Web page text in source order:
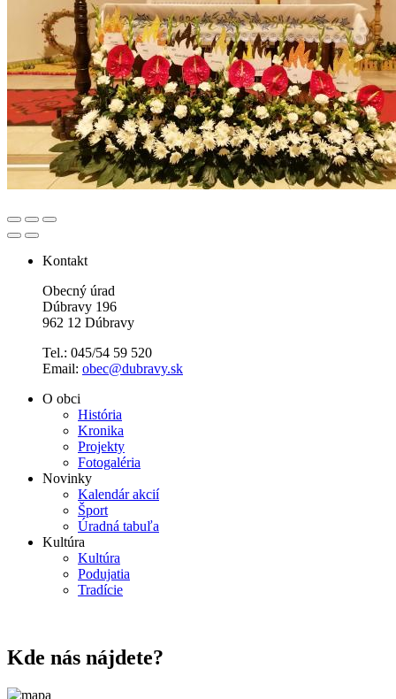
Kontakt
Obecný úrad
Dúbravy 196
962 12 Dúbravy
Tel.: 045/54 59 520
Email: obec@dubravy.sk
O obci
História
Kronika
Projekty
Fotogaléria
Novinky
Kalendár akcií
Šport
Úradná tabuľa
Kultúra
Kultúra
Podujatia
Tradície
Kde nás nájdete?